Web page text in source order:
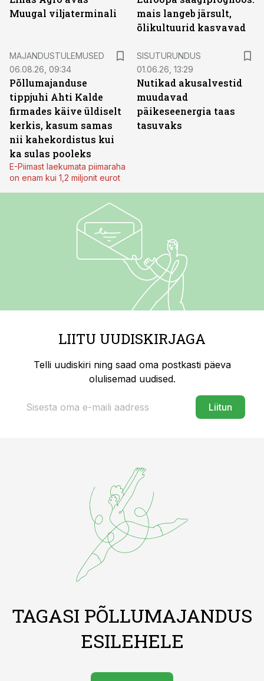
Muugal viljaterminali
mais langeb järsult,
õlikultuurid kasvavad
MAJANDUSTULEMUSED
06.08.26, 09:34
Põllumajanduse
tippjuhi Ahti Kalde
firmades käive üldiselt
kerkis, kasum samas
nii kahekordistus kui
ka sulas pooleks
E-Piimast laekumata piimaraha
on enam kui 1,2 miljonit eurot
SISUTURUNDUS
01.06.26, 13:29
Nutikad akusalvestid
muudavad
päikeseenergia taas
tasuvaks
LIITU UUDISKIRJAGA
Telli uudiskiri ning saad oma postkasti päeva
olulisemad uudised.
Liitun
TAGASI PÕLLUMAJANDUS
ESILEHELE